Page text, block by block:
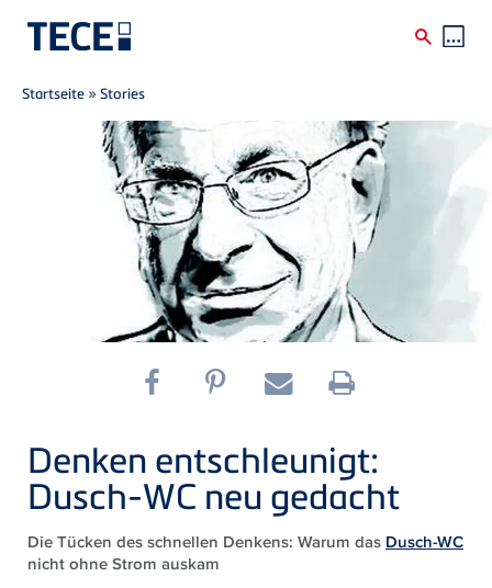
Direkt zum Inhalt
Breadcrumb
Startseite »Stories
Denken entschleunigt:
Dusch-WC neu gedacht
Die Tücken des schnellen Denkens: Warum das Dusch-WC
nicht ohne Strom auskam